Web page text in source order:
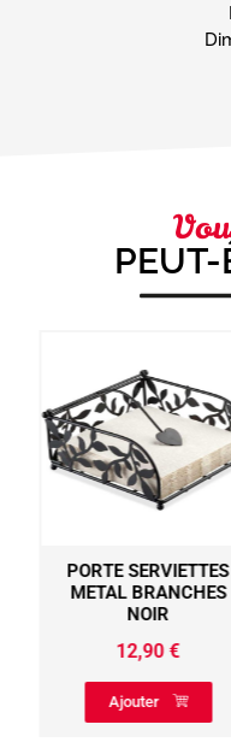
PEUT-
PORTE SERVIETTES
METAL BRANCHES
NOIR
12,90€
Ajouter